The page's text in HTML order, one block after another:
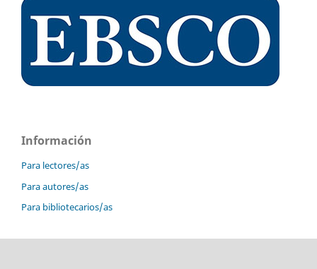
Información
Para lectores/as
Para autores/as
Para bibliotecarios/as